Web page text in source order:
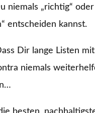
niemals „richtig“ oder
entscheiden kannst.
Dir lange Listen
niemals